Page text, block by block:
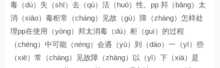
毒（dú）失（shī）去（qù）活（huó）性。pp 邦（bāng）太
消（xiāo）毒柜常（cháng）见故（gù）障（zhàng）怎样处
理pp在使用（yòng）邦太消毒（dú）柜（guì）的过程
（chéng）中可能（néng）会遇（yù）到（dào）一（yī）些
（xiē）常（cháng）见故障（zhàng）以（yǐ）下（xià）是